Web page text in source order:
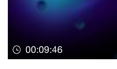
00:09:46